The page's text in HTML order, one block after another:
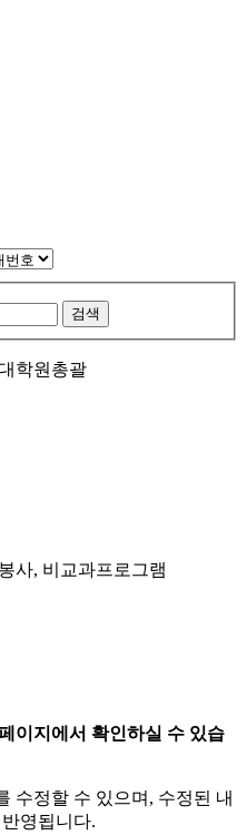
검색
학원총괄
사, 비교과프로그램
이지에서 확인하실 수 있습
수정할 수 있으며, 수정된 내
영됩니다.